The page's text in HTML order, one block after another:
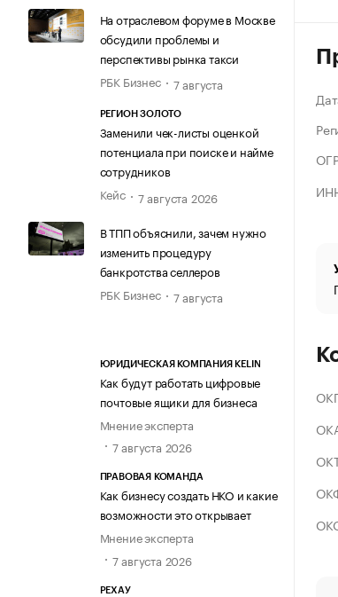
На отраслевом форуме в Москве
обсудили проблемы и
перспективы рынка такси
РБК Бизнес
7 августа
РЕГИОН ЗОЛОТО
Заменили чек-листы оценкой
потенциала при поиске и найме
сотрудников
Кейс
7 августа 2026
В ТПП объяснили, зачем нужно
изменить процедуру
банкротства селлеров
РБК Бизнес
7 августа
ЮРИДИЧЕСКАЯ КОМПАНИЯ KELIN
Как будут работать цифровые
почтовые ящики для бизнеса
Мнение эксперта
7 августа 2026
ПРАВОВАЯ КОМАНДА
Как бизнесу создать НКО и какие
возможности это открывает
Мнение эксперта
7 августа 2026
РЕХАУ